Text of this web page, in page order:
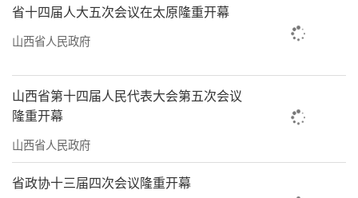
山西转型综合改革示范区街景。
省十四届人大五次会议在太原隆重开幕
山西省人民政府
山西省第十四届人民代表大会第五次会议
隆重开幕
山西省人民政府
省政协十三届四次会议隆重开幕